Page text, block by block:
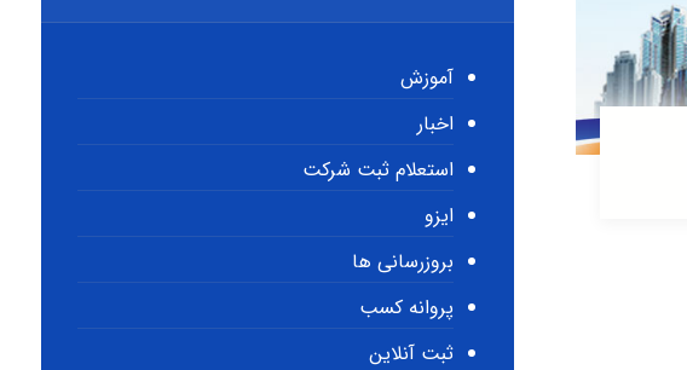
آموزش
اخبار
استعلام ثبت شرکت
ایزو
بروزرسانی ها
پروانه کسب
ثبت آنلاین